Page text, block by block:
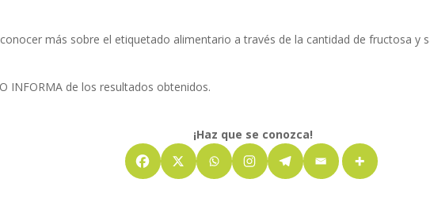
más sobre el etiquetado alimentario a través de la cantidad de fructosa y
INFORMA de los resultados obtenidos.
¡Haz que se conozca!